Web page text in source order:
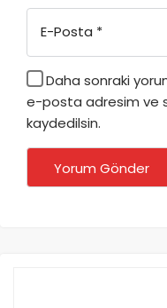
E-Posta *
Daha sonraki
e-posta adresim ve
kaydedilsin.
Yorum Gönder